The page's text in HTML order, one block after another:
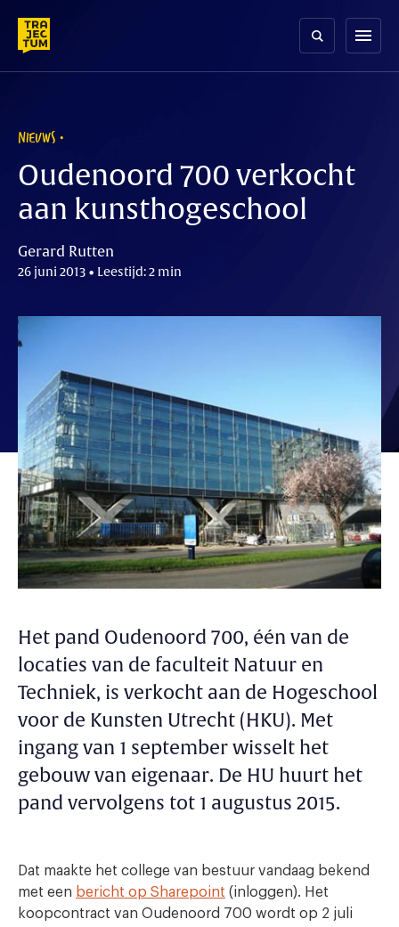
content
menu
NIEUWS
Oudenoord 700 verkocht
aan kunsthogeschool
Gerard Rutten
26 juni 2013 • Leestijd: 2 min
Het pand Oudenoord 700, één van de
locaties van de faculteit Natuur en
Techniek, is verkocht aan de Hogeschool
voor de Kunsten Utrecht (HKU). Met
ingang van 1 september wisselt het
gebouw van eigenaar. De HU huurt het
pand vervolgens tot 1 augustus 2015.
Dat maakte het college van bestuur vandaag bekend
met een bericht op Sharepoint (inloggen). Het
koopcontract van Oudenoord 700 wordt op 2 juli